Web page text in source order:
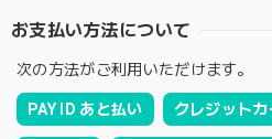
お支払い方法について
次の方法がご利用いただけます。
PAY ID あと払い クレジットカ